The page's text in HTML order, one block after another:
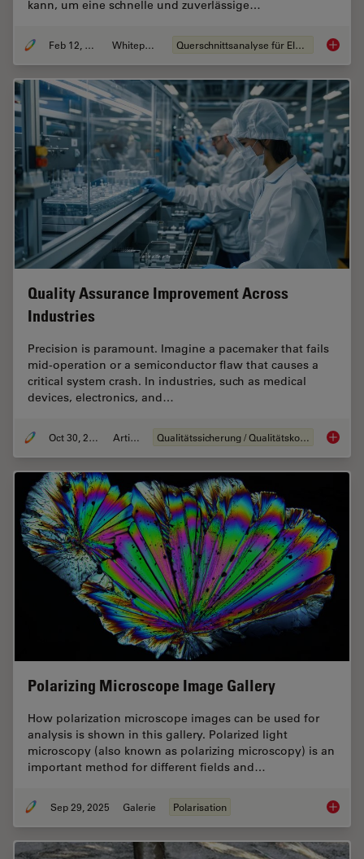
kann, um eine schnelle und zuverlässige…
Feb 12, 2026 Whitepaper Querschnittsanalyse für Elektronik
Quality Assurance Improvement Across
Industries
Precision is paramount. Imagine a pacemaker that fails
mid-operation or a semiconductor flaw that causes a
critical system crash. In industries, such as medical
devices, electronics, and…
Oct 30, 2025 Artikel Qualitätssicherung / Qualitätskontrolle Quality
Polarizing Microscope Image Gallery
How polarization microscope images can be used for
analysis is shown in this gallery. Polarized light
microscopy (also known as polarizing microscopy) is an
important method for different fields and…
Sep 29, 2025 Galerie Polarisation